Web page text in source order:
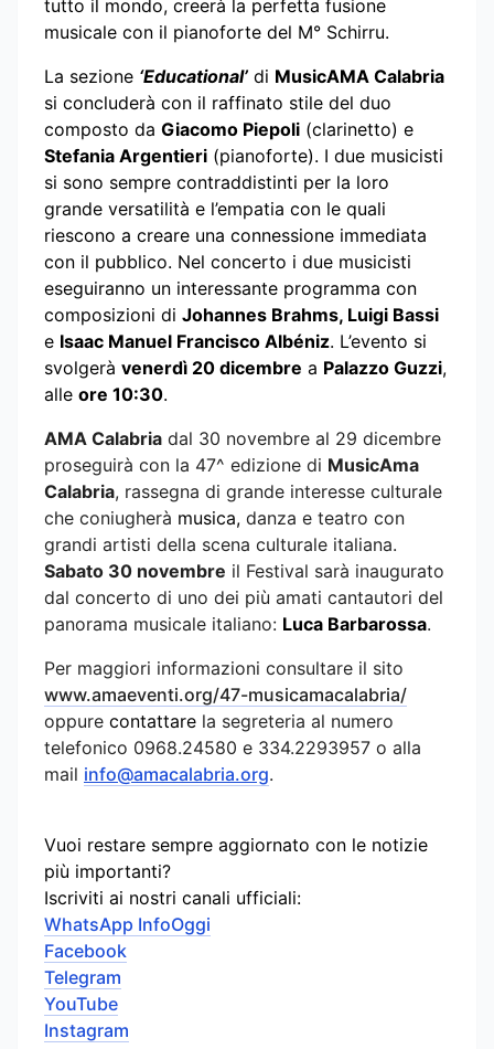
tutto il mondo, creerà la perfetta fusione
musicale con il pianoforte del M° Schirru.
La sezione ‘Educational’ di MusicAMA Calabria
si concluderà con il raffinato stile del duo
composto da Giacomo Piepoli (clarinetto) e
Stefania Argentieri (pianoforte). I due musicisti
si sono sempre contraddistinti per la loro
grande versatilità e l’empatia con le quali
riescono a creare una connessione immediata
con il pubblico. Nel concerto i due musicisti
eseguiranno un interessante programma con
composizioni di Johannes Brahms, Luigi Bassi
e Isaac Manuel Francisco Albéniz. L’evento si
svolgerà venerdì 20 dicembre a Palazzo Guzzi,
alle ore 10:30.
AMA Calabria dal 30 novembre al 29 dicembre
proseguirà con la 47^ edizione di MusicAma
Calabria, rassegna di grande interesse culturale
che coniugherà musica, danza e teatro con
grandi artisti della scena culturale italiana.
Sabato 30 novembre il Festival sarà inaugurato
dal concerto di uno dei più amati cantautori del
panorama musicale italiano: Luca Barbarossa.
Per maggiori informazioni consultare il sito
www.amaeventi.org/47-musicamacalabria/
oppure contattare la segreteria al numero
telefonico 0968.24580 e 334.2293957 o alla
mail info@amacalabria.org.
Vuoi restare sempre aggiornato con le notizie
più importanti?
Iscriviti ai nostri canali ufficiali:
WhatsApp InfoOggi
Facebook
Telegram
YouTube
Instagram